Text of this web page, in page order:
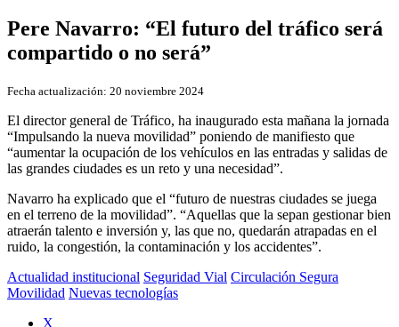
Pere Navarro: “El futuro del tráfico será
compartido o no será”
Fecha actualización: 20 noviembre 2024
El director general de Tráfico, ha inaugurado esta mañana la jornada
“Impulsando la nueva movilidad” poniendo de manifiesto que
“aumentar la ocupación de los vehículos en las entradas y salidas de
las grandes ciudades es un reto y una necesidad”.
Navarro ha explicado que el “futuro de nuestras ciudades se juega
en el terreno de la movilidad”. “Aquellas que la sepan gestionar bien
atraerán talento e inversión y, las que no, quedarán atrapadas en el
ruido, la congestión, la contaminación y los accidentes”.
Actualidad institucional Seguridad Vial Circulación Segura
Movilidad Nuevas tecnologías
X